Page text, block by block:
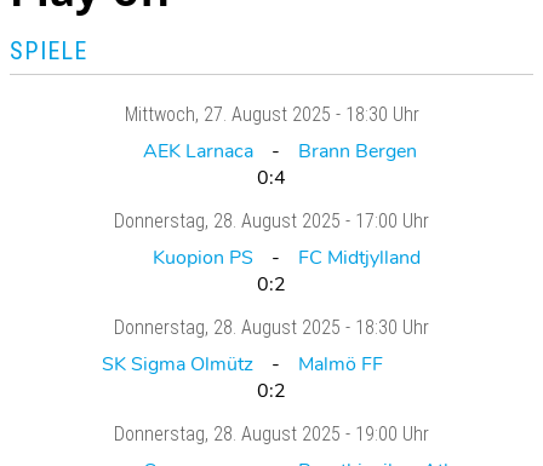
SPIELE
Mittwoch, 27. August 2025 - 18:30 Uhr
AEK Larnaca
Brann Bergen
0:4
Donnerstag, 28. August 2025 - 17:00 Uhr
Kuopion PS
FC Midtjylland
0:2
Donnerstag, 28. August 2025 - 18:30 Uhr
SK Sigma Olmütz
Malmö FF
0:2
Donnerstag, 28. August 2025 - 19:00 Uhr